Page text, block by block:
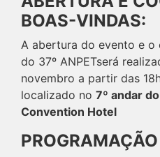
BOAS-VINDAS:
A abertura do evento e
do 37º ANPETserá
novembro a partir das
localizado no 7º andar
Convention Hotel